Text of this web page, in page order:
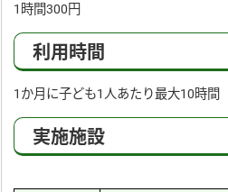
1時間300円
利用時間
1か月に子ども1人あたり最大10時間
実施施設